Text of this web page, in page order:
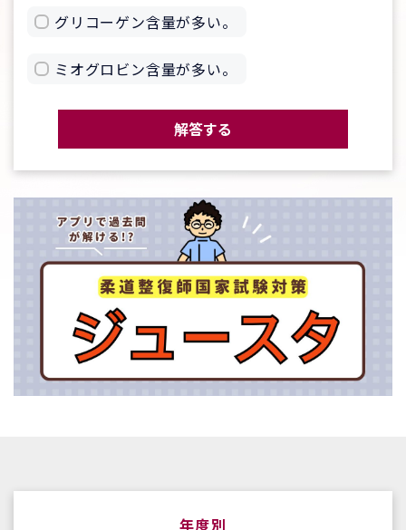
グリコーゲン含量が多い。
ミオグロビン含量が多い。
解答する
年度別